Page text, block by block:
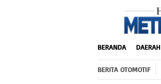
BERANDA DAERAH
BERITA OTOMOTIF